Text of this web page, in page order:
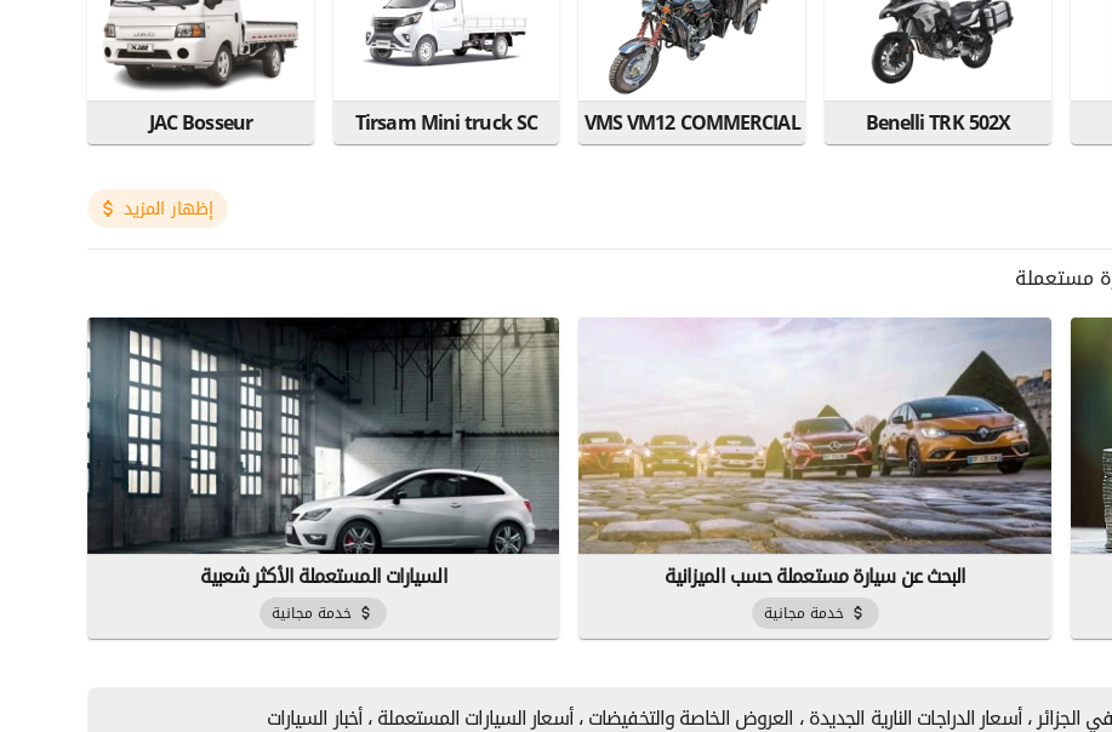
Benelli TRK 502X
VMS VM12 COMMERCIAL
Tirsam Mini truck SC
JAC Bosseur
إظهار المزيد
مستعملة
البحث عن سيارة مستعملة حسب الميزانية
خدمة مجانية
السيارات المستعملة الأكثر شعبية
خدمة مجانية
، أسعار الدراجات النارية الجديدة ، العروض الخاصة والتخفيضات ، أسعار السيارات المستعملة ، أخبار السيارات